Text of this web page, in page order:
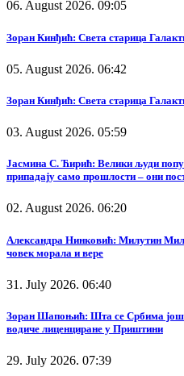
06. August 2026. 09:05
Зоран Кинђић: Света старица
05. August 2026. 06:42
Зоран Кинђић: Света старица
03. August 2026. 05:59
Јасмина С. Ћирић: Велики људи
припадају само прошлости – они
02. August 2026. 06:20
Александра Нинковић: Милутин
човек морала и вере
31. July 2026. 06:40
Зоран Шапоњић: Шта се Србима
водиче лиценциране у Приштини
29. July 2026. 07:39